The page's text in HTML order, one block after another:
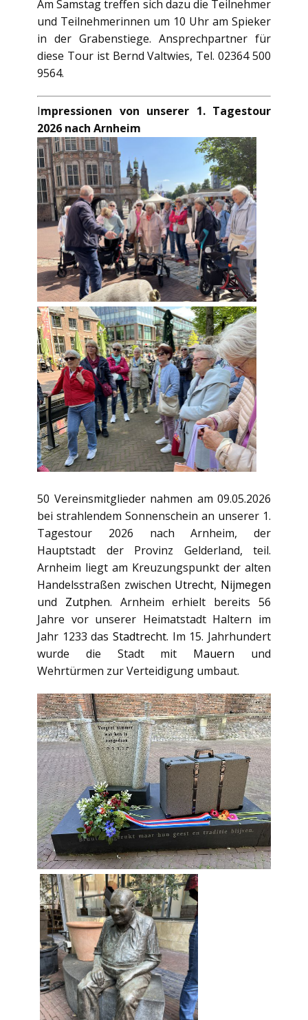
Am Samstag treffen sich dazu die Teilnehmer
und Teilnehmerinnen um 10 Uhr am Spieker
in der Grabenstiege. Ansprechpartner für
diese Tour ist Bernd Valtwies, Tel. 02364 500
9564.
Impressionen von unserer 1. Tagestour
2026 nach Arnheim
50 Vereinsmitglieder nahmen am 09.05.2026
bei strahlendem Sonnenschein an unserer 1.
Tagestour 2026 nach Arnheim, der
Hauptstadt der Provinz Gelderland, teil.
Arnheim liegt am Kreuzungspunkt der alten
Handelsstraßen zwischen Utrecht, Nijmegen
und Zutphen. Arnheim erhielt bereits 56
Jahre vor unserer Heimatstadt Haltern im
Jahr 1233 das Stadtrecht. Im 15. Jahrhundert
wurde die Stadt mit Mauern und
Wehrtürmen zur Verteidigung umbaut.